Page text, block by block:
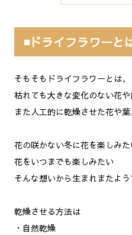
◾️ドライフラワーと
そもそもドライフラワーとは、
枯れても大きな変化のない花や
また人工的に乾燥させた花や葉
花の咲かない冬に花を楽しみた
花をいつまでも楽しみたい
そんな想いから生まれまたよう
乾燥させる方法は
・自然乾燥